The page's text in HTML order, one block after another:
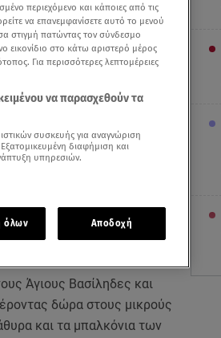
αναζήτησης
παιδιά της
το Σωματείο «ΕΛΠΙΔΑ-
μαγική εκδήλωση στον
Άγιους Βασίληδες και
δώρα στους μικρούς
και τα μπαλκόνια των
περιεχόμενο και κάποιες από τις
να επανεμφανίσετε αυτό το μενού
στιγμή πατώντας τον σύνδεσμο
εικονίδιο στο κάτω αριστερό μέρος
Για περισσότερες λεπτομέρειες
να παρασχεθούν τα
συσκευής για αναγνώριση
διαφήμιση και
υπηρεσιών.
όλων Αποδοχή